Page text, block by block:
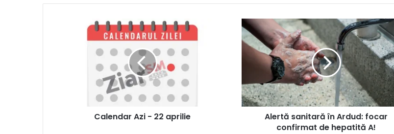
Calendar Azi - 22 aprilie
Alertă sanitară în Ardud: focar
confirmat de hepatită A!